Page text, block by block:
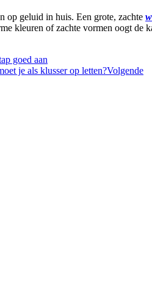
op geluid in huis. Een grote, zachte
kleuren of zachte vormen oogt
goed aan
je als klusser op letten?Volgende